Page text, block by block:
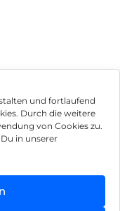
und fortlaufend
Durch die weitere
von Cookies zu.
in unserer